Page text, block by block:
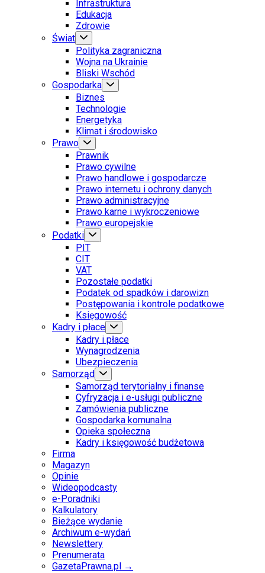
Infrastruktura
Edukacja
Zdrowie
Świat
Polityka zagraniczna
Wojna na Ukrainie
Bliski Wschód
Gospodarka
Biznes
Technologie
Energetyka
Klimat i środowisko
Prawo
Prawnik
Prawo cywilne
Prawo handlowe i gospodarcze
Prawo internetu i ochrony danych
Prawo administracyjne
Prawo karne i wykroczeniowe
Prawo europejskie
Podatki
PIT
CIT
VAT
Pozostałe podatki
Podatek od spadków i darowizn
Postępowania i kontrole podatkowe
Księgowość
Kadry i płace
Kadry i płace
Wynagrodzenia
Ubezpieczenia
Samorząd
Samorząd terytorialny i finanse
Cyfryzacja i e-usługi publiczne
Zamówienia publiczne
Gospodarka komunalna
Opieka społeczna
Kadry i księgowość budżetowa
Firma
Magazyn
Opinie
Wideopodcasty
e-Poradniki
Kalkulatory
Bieżące wydanie
Archiwum e-wydań
Newslettery
Prenumerata
GazetaPrawna.pl →